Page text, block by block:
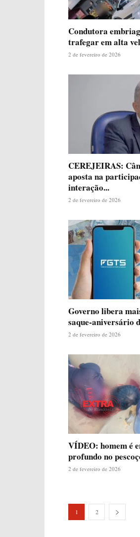
Condutora
trafegar em alta
2 de fevereiro de 2026
CEREJEIRAS:
aposta na
interação...
2 de fevereiro de 2026
Governo libera
saque-aniversário
2 de fevereiro de 2026
VÍDEO: homem é
profundo no
2 de fevereiro de 2026
1 2